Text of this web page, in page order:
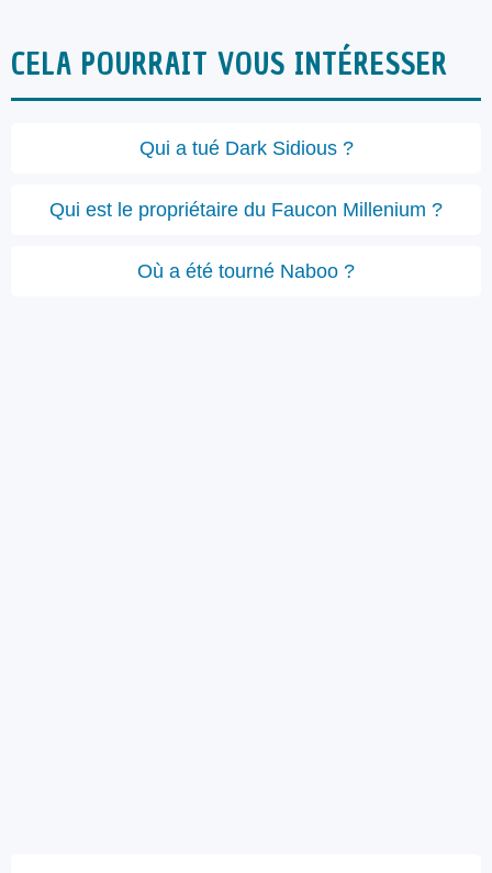
CELA POURRAIT VOUS INTÉRESSER
Qui a tué Dark Sidious ?
Qui est le propriétaire du Faucon Millenium ?
Où a été tourné Naboo ?